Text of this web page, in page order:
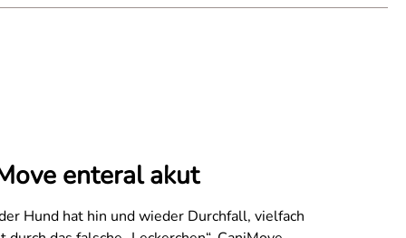
enteral akut
Hund hat hin und wieder Durchfall, vielfach